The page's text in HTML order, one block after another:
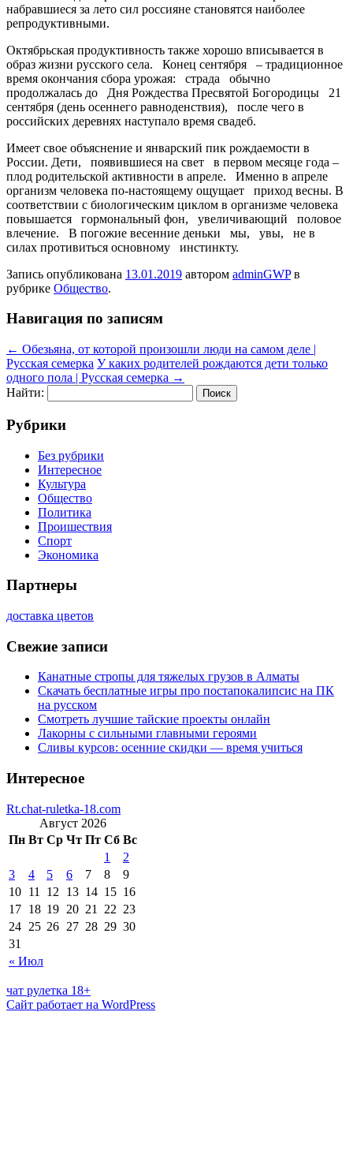
набравшиеся за лето сил россияне становятся наиболее
репродуктивными.
Октябрьская продуктивность также хорошо вписывается в
образ жизни русского села. Конец сентября – традиционное
время окончания сбора урожая: страда обычно
продолжалась до Дня Рождества Пресвятой Богородицы 21
сентября (день осеннего равноденствия), после чего в
российских деревнях наступало время свадеб.
Имеет свое объяснение и январский пик рождаемости в
России. Дети, появившиеся на свет в первом месяце года –
плод родительской активности в апреле. Именно в апреле
организм человека по-настоящему ощущает приход весны. В
соответствии с биологическим циклом в организме человека
повышается гормональный фон, увеличивающий половое
влечение. В погожие весенние деньки мы, увы, не в
силах противиться основному инстинкту.
Запись опубликована 13.01.2019 автором adminGWPв
рубрике Общество.
Навигация по записям
← Обезьяна, от которой произошли люди на самом деле |
Русская семерка У каких родителей рождаются дети только
одного пола | Русская семерка →
Найти:
Рубрики
Без рубрики
Интересное
Культура
Общество
Политика
Проишествия
Спорт
Экономика
Партнеры
доставка цветов
Свежие записи
Канатные стропы для тяжелых грузов в Алматы
Скачать бесплатные игры про постапокалипсис на ПК
на русском
Смотреть лучшие тайские проекты онлайн
Лакорны с сильными главными героями
Сливы курсов: осенние скидки — время учиться
Интересное
Rt.chat-ruletka-18.com
Август 2026
Пн Вт Ср Чт Пт Сб Вс
« Июл
1
2
3
4 5 6 7 8
9
10 11 12 13 14 15 16
17 18 19 20 21 22 23
24 25 26 27 28 29 30
31
чат рулетка 18+
Сайт работает на WordPress